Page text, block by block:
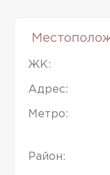
ЖК:
Адрес:
Метро:
Район: